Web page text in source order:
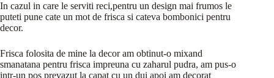
In cazul in care le serviti reci,pentru un design mai frumos le
puteti pune cate un mot de frisca si cateva bombonici pentru
decor.
Frisca folosita de mine la decor am obtinut-o mixand
smanatana pentru frisca impreuna cu zaharul pudra, am pus-o
intr-un pos prevazut la capat cu un dui apoi am decorat